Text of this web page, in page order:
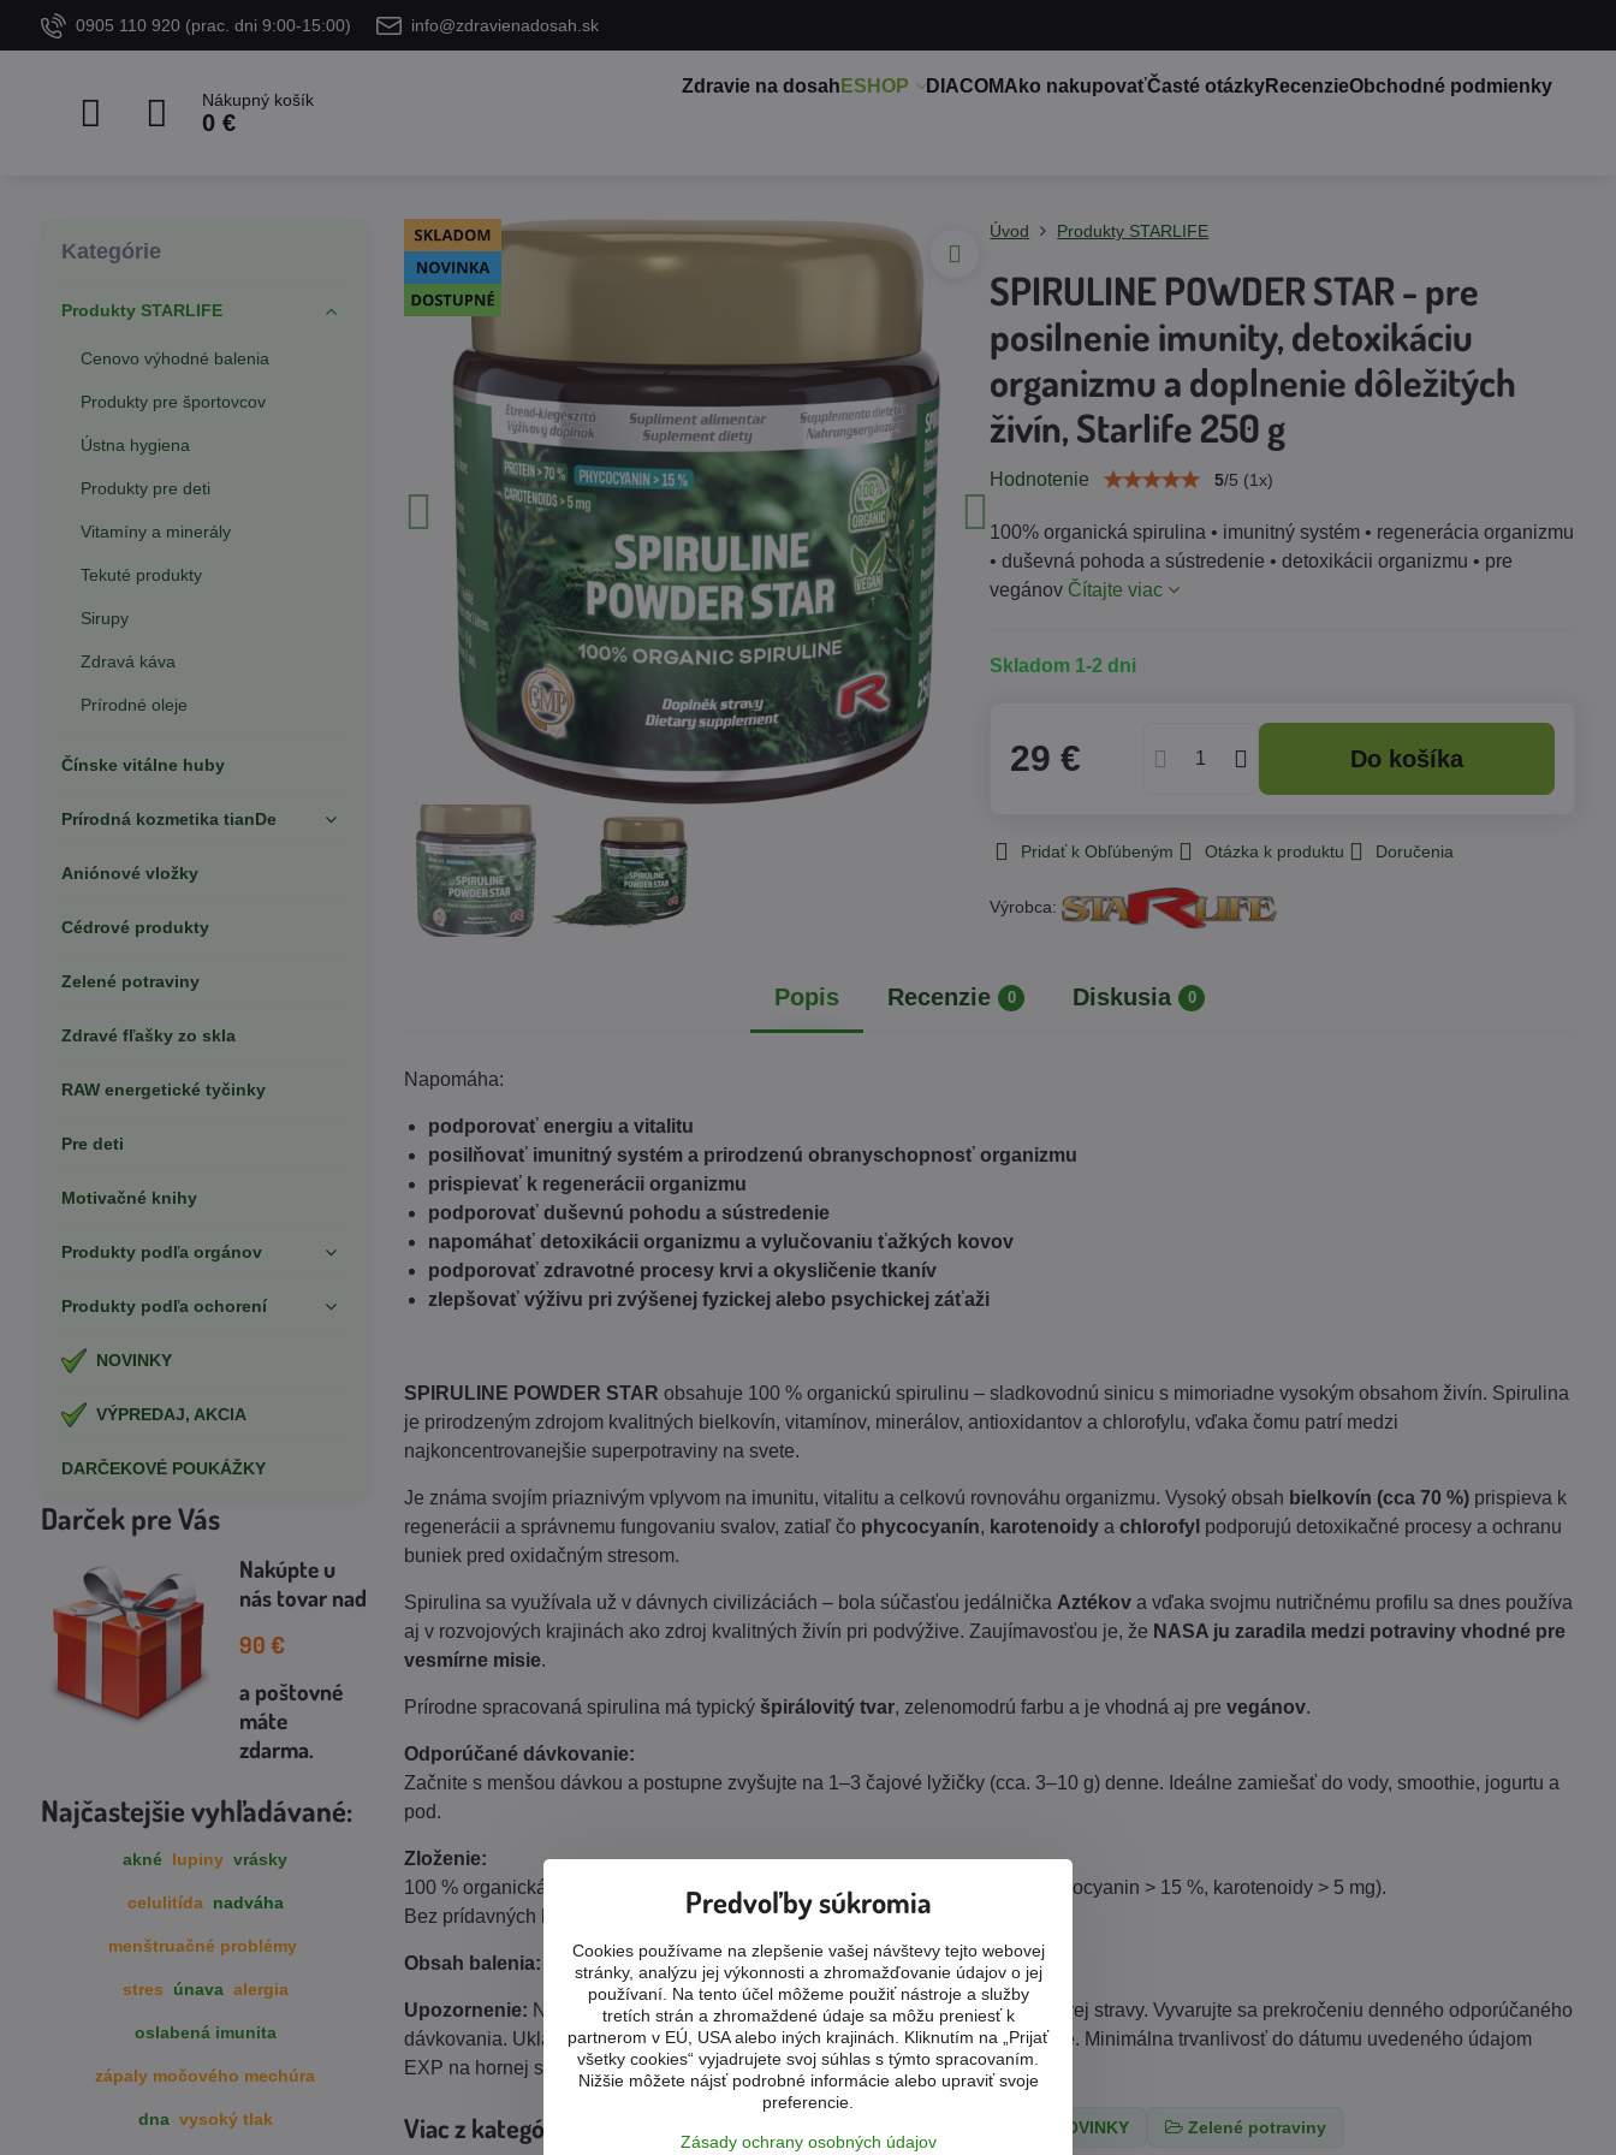
0905 110 920 (prac. dni 9:00-15:00) info@zdravienadosah.sk
Nákupný košík
0 €
Zdravie na dosah ESHOP DIACOMAko nakupovaťČasté otázkyRecenzieObchodné podmienky
Úvod Produkty STARLIFE
SPIRULINE POWDER STAR - pre
posilnenie imunity, detoxikáciu
organizmu a doplnenie dôležitých
živín, Starlife 250 g
Hodnotenie 5/5 (1x)
100% organická spirulina • imunitný systém • regenerácia organizmu
• duševná pohoda a sústredenie • detoxikácii organizmu • pre
vegánov Čítajte viac
Skladom 1-2 dni
29 € Do košíka
Pridať k Obľúbeným Otázka k produktu Doručenia
Výrobca:
Popis Recenzie 0 Diskusia 0
Napomáha:
podporovať energiu a vitalitu
posilňovať imunitný systém a prirodzenú obranyschopnosť organizmu
prispievať k regenerácii organizmu
podporovať duševnú pohodu a sústredenie
napomáhať detoxikácii organizmu a vylučovaniu ťažkých kovov
podporovať zdravotné procesy krvi a okysličenie tkanív
zlepšovať výživu pri zvýšenej fyzickej alebo psychickej záťaži
SPIRULINE POWDER STAR obsahuje 100 % organickú spirulinu – sladkovodnú sinicu s mimoriadne vysokým obsahom živín. Spirulina
je prirodzeným zdrojom kvalitných bielkovín, vitamínov, minerálov, antioxidantov a chlorofylu, vďaka čomu patrí medzi
najkoncentrovanejšie superpotraviny na svete.
Je známa svojím priaznivým vplyvom na imunitu, vitalitu a celkovú rovnováhu organizmu. Vysoký obsah bielkovín (cca 70 %) prispieva k
regenerácii a správnemu fungovaniu svalov, zatiaľ čo phycocyanín, karotenoidy achlorofyl podporujú detoxikačné procesy a ochranu
buniek pred oxidačným stresom.
Spirulina sa využívala už v dávnych civilizáciách – bola súčasťou jedálnička Aztékov a vďaka svojmu nutričnému profilu sa dnes používa
aj v rozvojových krajinách ako zdroj kvalitných živín pri podvýžive. Zaujímavosťou je, že NASA ju zaradila medzi potraviny vhodné pre
vesmírne misie.
Prírodne spracovaná spirulina má typický špirálovitý tvar, zelenomodrú farbu a je vhodná aj prevegánov.
Odporúčané dávkovanie:
Začnite s menšou dávkou a postupne zvyšujte na 1–3 čajové lyžičky (cca. 3–10 g) denne. Ideálne zamiešať do vody, smoothie, jogurtu a
pod.
Zloženie:
100 % organická spirulina (Spirulina platensis) v prášku (bielkoviny > 70 %, fykocyanin > 15 %, karotenoidy > 5 mg).
Bez prídavných látok, konzervantov a farbív.
Obsah balenia: 250 g
Upozornenie: Nie je určené pre deti do 3 rokov. Výrobok nie je náhradou pestrej stravy. Vyvarujte sa prekročeniu denného odporúčaného
dávkovania. Ukladať mimo dosahu detí! Skladujte na suchom a tmavom mieste. Minimálna trvanlivosť do dátumu uvedeného údajom
EXP na hornej strane obalu.
Viac z kategórie NOVINKY Zelené potraviny
Kategórie
Produkty STARLIFE
Cenovo výhodné balenia
Produkty pre športovcov
Ústna hygiena
Produkty pre deti
Vitamíny a minerály
Tekuté produkty
Sirupy
Zdravá káva
Prírodné oleje
Čínske vitálne huby
Prírodná kozmetika tianDe
Aniónové vložky
Cédrové produkty
Zelené potraviny
Zdravé fľašky zo skla
RAW energetické tyčinky
Pre deti
Motivačné knihy
Produkty podľa orgánov
Produkty podľa ochorení
NOVINKY
VÝPREDAJ, AKCIA
DARČEKOVÉ POUKÁŽKY
Darček pre Vás
Nakúpte u
nás tovar nad
90 €
a poštovné
máte
zdarma.
Najčastejšie vyhľadávané:
akné lupiny vrásky
celulitída nadváha
menštruačné problémy
stres únava alergia
oslabená imunita
zápaly močového mechúra
dna vysoký tlak
Predvoľby súkromia
Cookies používame na zlepšenie vašej návštevy tejto webovej
stránky, analýzu jej výkonnosti a zhromažďovanie údajov o jej
používaní. Na tento účel môžeme použiť nástroje a služby
tretích strán a zhromaždené údaje sa môžu preniesť k
partnerom v EÚ, USA alebo iných krajinách. Kliknutím na „Prijať
všetky cookies“ vyjadrujete svoj súhlas s týmto spracovaním.
Nižšie môžete nájsť podrobné informácie alebo upraviť svoje
preferencie.
Zásady ochrany osobných údajov